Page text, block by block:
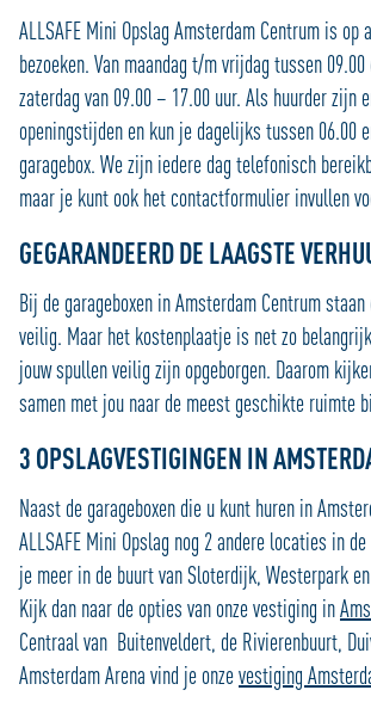
ALLSAFE Mini Opslag Amsterdam Centrum is op
bezoeken. Van maandag t/m vrijdag tussen
zaterdag van 09.00 – 17.00 uur. Als huurder zijn
openingstijden en kun je dagelijks tussen 06.00
garagebox. We zijn iedere dag telefonisch
maar je kunt ook het contactformulier invullen
GEGARANDEERD DE LAAGSTE
Bij de garageboxen in Amsterdam Centrum
veilig. Maar het kostenplaatje is net zo
jouw spullen veilig zijn opgeborgen. Daarom
samen met jou naar de meest geschikte ruimte
3 OPSLAGVESTIGINGEN IN
Naast de garageboxen die u kunt huren in
ALLSAFE Mini Opslag nog 2 andere locaties in
je meer in de buurt van Sloterdijk, Westerpark
Kijk dan naar de opties van onze vestiging in
Centraal van Buitenveldert, de Rivierenbuurt,
Amsterdam Arena vind je onzevestiging